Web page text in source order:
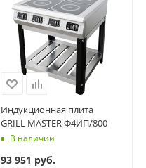
Индукционная плита
GRILL MASTER Ф4ИП/800
В наличии
93 951 руб.